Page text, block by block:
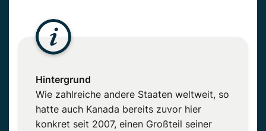
Hintergrund
Wie zahlreiche andere Staaten weltweit, so
hatte auch Kanada bereits zuvor hier
konkret seit 2007, einen Großteil seiner